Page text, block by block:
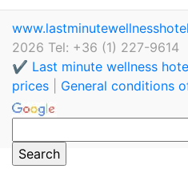
2026 Tel: +36 (1) 227-9614
✔️ Last minute wellness
prices
General conditions